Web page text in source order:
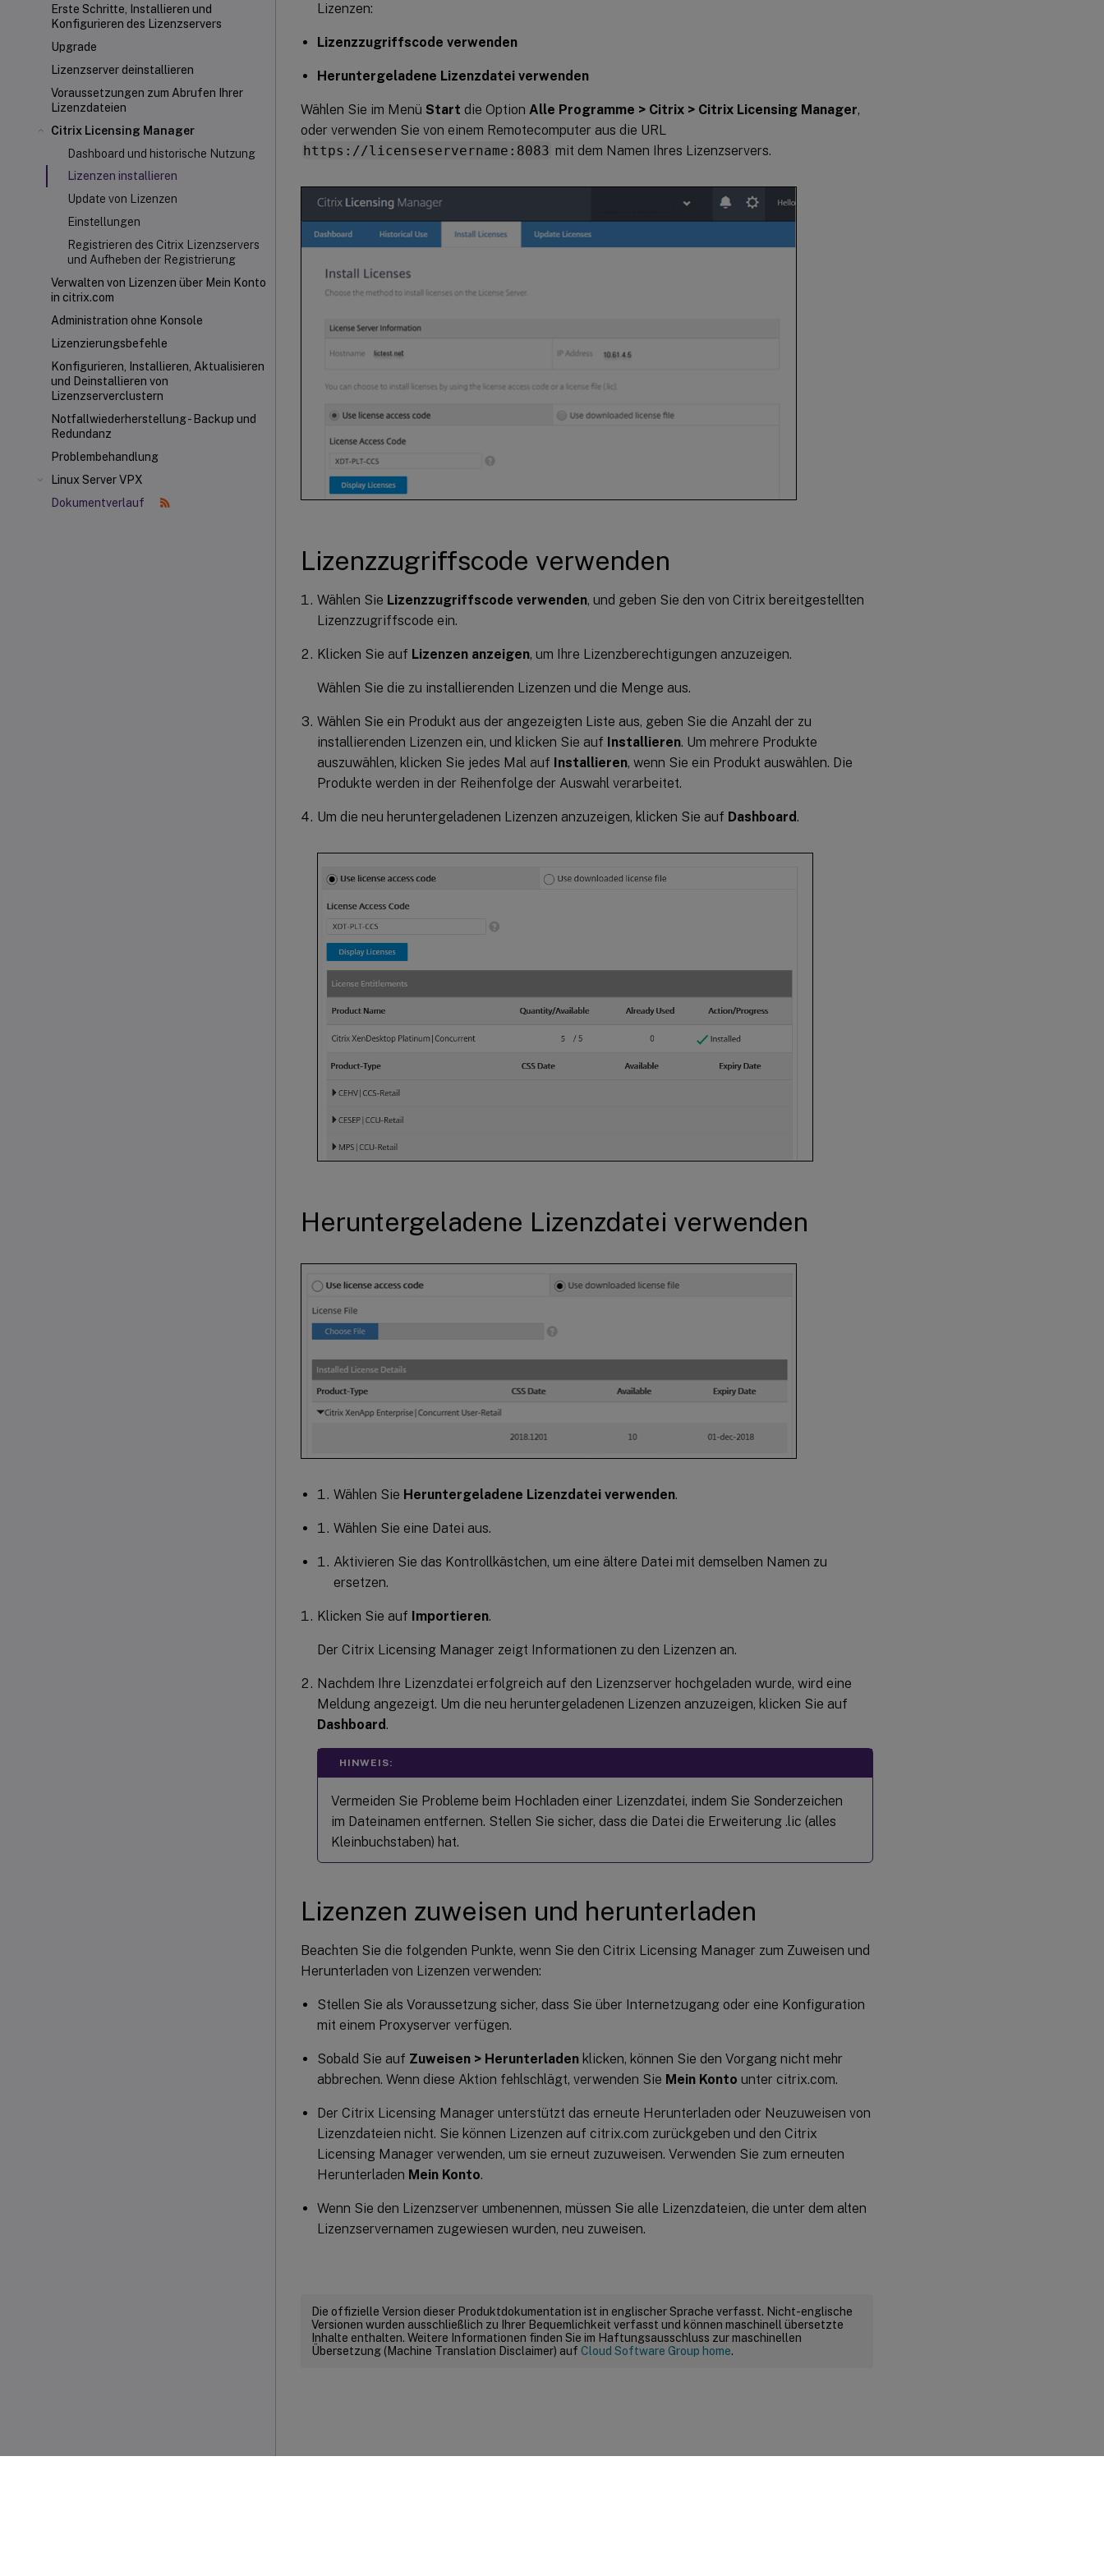
Erste Schritte, Installieren und
Konfigurieren des Lizenzservers
Upgrade
Lizenzserver deinstallieren
Voraussetzungen zum Abrufen Ihrer
Lizenzdateien
Citrix Licensing Manager
Dashboard und historische Nutzung
Lizenzen installieren
Update von Lizenzen
Einstellungen
Registrieren des Citrix Lizenzservers
und Aufheben der Registrierung
Verwalten von Lizenzen über Mein Konto
in citrix.com
Administration ohne Konsole
Lizenzierungsbefehle
Konfigurieren, Installieren, Aktualisieren
und Deinstallieren von
Lizenzserverclustern
Notfallwiederherstellung - Backup und
Redundanz
Problembehandlung
Linux Server VPX
Dokumentverlauf
Lizenzen:
Lizenzzugriffscode verwenden
Heruntergeladene Lizenzdatei verwenden
Wählen Sie im Menü Start die Option Alle Programme > Citrix > Citrix Licensing Manager,
oder verwenden Sie von einem Remotecomputer aus die URL
https://licenseservername:8083 mit dem Namen Ihres Lizenzservers.
Lizenzzugriffscode verwenden
Wählen Sie Lizenzzugriffscode verwenden, und geben Sie den von Citrix bereitgestellten
Lizenzzugriffscode ein.
Klicken Sie auf Lizenzen anzeigen, um Ihre Lizenzberechtigungen anzuzeigen.
Wählen Sie die zu installierenden Lizenzen und die Menge aus.
Wählen Sie ein Produkt aus der angezeigten Liste aus, geben Sie die Anzahl der zu
installierenden Lizenzen ein, und klicken Sie auf Installieren. Um mehrere Produkte
auszuwählen, klicken Sie jedes Mal auf Installieren, wenn Sie ein Produkt auswählen. Die
Produkte werden in der Reihenfolge der Auswahl verarbeitet.
Um die neu heruntergeladenen Lizenzen anzuzeigen, klicken Sie auf Dashboard .
Heruntergeladene Lizenzdatei verwenden
Wählen Sie Heruntergeladene Lizenzdatei verwenden.
Wählen Sie eine Datei aus.
Aktivieren Sie das Kontrollkästchen, um eine ältere Datei mit demselben Namen zu
ersetzen.
Klicken Sie auf Importieren.
Der Citrix Licensing Manager zeigt Informationen zu den Lizenzen an.
Nachdem Ihre Lizenzdatei erfolgreich auf den Lizenzserver hochgeladen wurde, wird eine
Meldung angezeigt. Um die neu heruntergeladenen Lizenzen anzuzeigen, klicken Sie auf
Dashboard .
HINWEIS:
Vermeiden Sie Probleme beim Hochladen einer Lizenzdatei, indem Sie Sonderzeichen
im Dateinamen entfernen. Stellen Sie sicher, dass die Datei die Erweiterung .lic (alles
Kleinbuchstaben) hat.
Lizenzen zuweisen und herunterladen
Beachten Sie die folgenden Punkte, wenn Sie den Citrix Licensing Manager zum Zuweisen und
Herunterladen von Lizenzen verwenden:
Stellen Sie als Voraussetzung sicher, dass Sie über Internetzugang oder eine Konfiguration
mit einem Proxyserver verfügen.
Sobald Sie auf Zuweisen > Herunterladen klicken, können Sie den Vorgang nicht mehr
abbrechen. Wenn diese Aktion fehlschlägt, verwenden Sie Mein Konto unter citrix.com.
Der Citrix Licensing Manager unterstützt das erneute Herunterladen oder Neuzuweisen von
Lizenzdateien nicht. Sie können Lizenzen auf citrix.com zurückgeben und den Citrix
Licensing Manager verwenden, um sie erneut zuzuweisen. Verwenden Sie zum erneuten
Herunterladen Mein Konto.
Wenn Sie den Lizenzserver umbenennen, müssen Sie alle Lizenzdateien, die unter dem alten
Lizenzservernamen zugewiesen wurden, neu zuweisen.
Die offizielle Version dieser Produktdokumentation ist in englischer Sprache verfasst. Nicht-englische
Versionen wurden ausschließlich zu Ihrer Bequemlichkeit verfasst und können maschinell übersetzte
Inhalte enthalten. Weitere Informationen finden Sie im Haftungsausschluss zur maschinellen
Übersetzung (Machine Translation Disclaimer) auf Cloud Software Group home.